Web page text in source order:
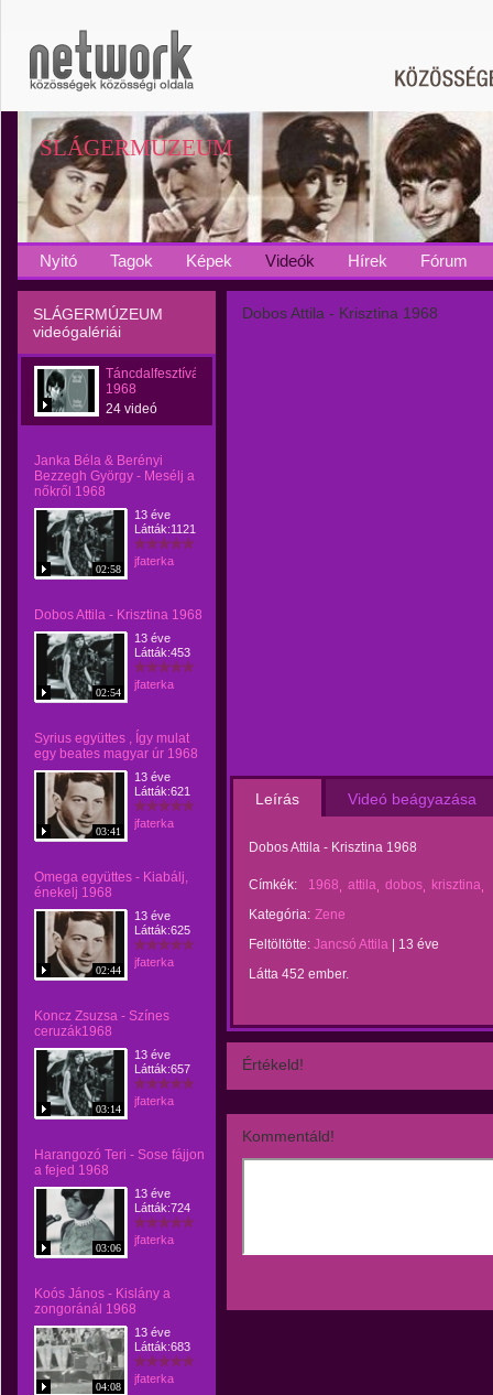
SLÁGERMÚZEUM
Nyitó Tagok Képek Videók Hírek Fórum
SLÁGERMÚZEUM
videógalériái
Táncdalfesztívál
1968
24 videó
Janka Béla & Berényi
Bezzegh György - Mesélj a
nőkről 1968
02:58
13 éve
Látták:1121
jfaterka
Dobos Attila - Krisztina 1968
02:54
13 éve
Látták:453
jfaterka
Syrius együttes , Így mulat
egy beates magyar úr 1968
03:41
13 éve
Látták:621
jfaterka
Omega együttes - Kiabálj,
énekelj 1968
02:44
13 éve
Látták:625
jfaterka
Koncz Zsuzsa - Színes
ceruzák1968
03:14
13 éve
Látták:657
jfaterka
Harangozó Teri - Sose fájjon
a fejed 1968
03:06
13 éve
Látták:724
jfaterka
Koós János - Kislány a
zongoránál 1968
04:08
13 éve
Látták:683
jfaterka
Dobos Attila - Krisztina 1968
Leírás Videó beágyazása
Dobos Attila - Krisztina 1968
Címkék: 1968 attila dobos
krisztina
Kategória: Zene
Feltöltötte: Jancsó Attila
13 éve
Látta 452 ember.
Értékeld!
Kommentáld!